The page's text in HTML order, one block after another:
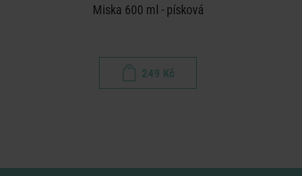
Miska 600 ml - písková
249 Kč